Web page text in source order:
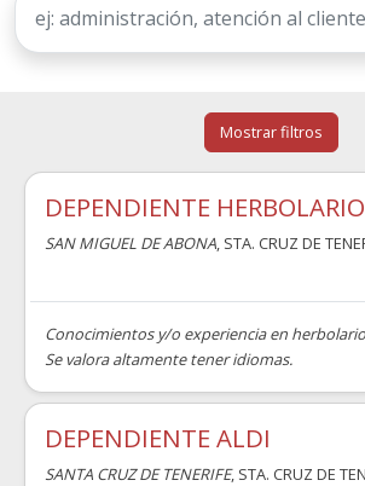
Mostrar filtros
DEPENDIENTE HERBOLARIO
SAN MIGUEL DE ABONA, STA. CRUZ DE
Conocimientos y/o experiencia en
Se valora altamente tener idiomas.
DEPENDIENTE ALDI
SANTA CRUZ DE TENERIFE, STA. CRUZ DE